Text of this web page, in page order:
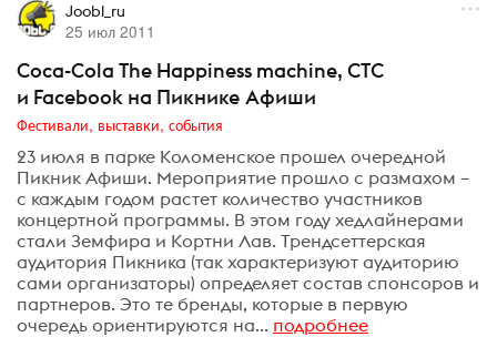
Joobl_ru
25 июл 2011
Coca-Cola The Happiness machine, СТС
и Facebook на Пикнике Афиши
Фестивали, выставки, события
23 июля в парке Коломенское прошел очередной
Пикник Афиши. Мероприятие прошло с размахом –
с каждым годом растет количество участников
концертной программы. В этом году хедлайнерами
стали Земфира и Кортни Лав. Трендсеттерская
аудитория Пикника (так характеризуют аудиторию
сами организаторы) определяет состав спонсоров и
партнеров. Это те бренды, которые в первую
очередь ориентируются на... подробнее